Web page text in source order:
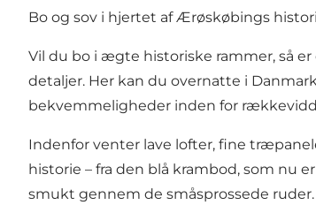
Bo og sov i hjertet af Ærøskøbings
Vil du bo i ægte historiske rammer, så
detaljer. Her kan du overnatte i
bekvemmeligheder inden for
Indenfor venter lave lofter, fine
historie – fra den blå krambod, som nu
smukt gennem de småsprossede ruder.